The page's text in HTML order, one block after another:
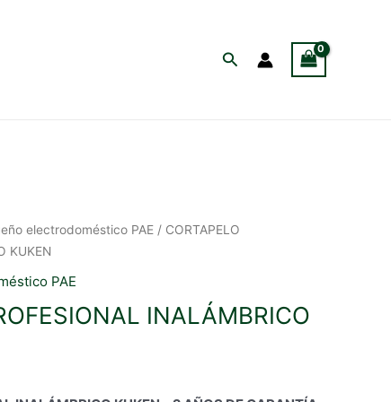
Buscar
electrodoméstico PAE / CORTAPELO
KUKEN
PAE
INALÁMBRICO